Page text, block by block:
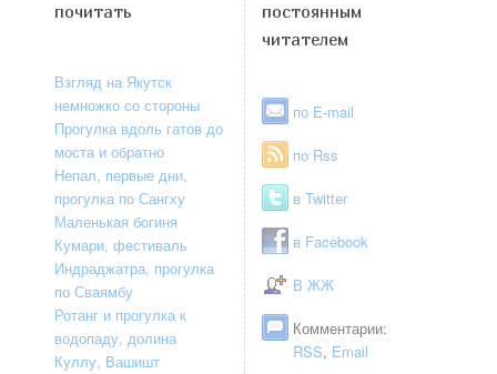
почитать
Взгляд на Якутск
немножко со стороны
Прогулка вдоль гатов до
моста и обратно
Непал, первые дни,
прогулка по Сангху
Маленькая богиня
Кумари, фестиваль
Индраджатра, прогулка
по Сваямбу
Ротанг и прогулка к
водопаду, долина
Куллу, Вашишт
постоянным
читателем
по E-mail
по Rss
в Twitter
в Facebook
В ЖЖ
Комментарии:
RSS, Email